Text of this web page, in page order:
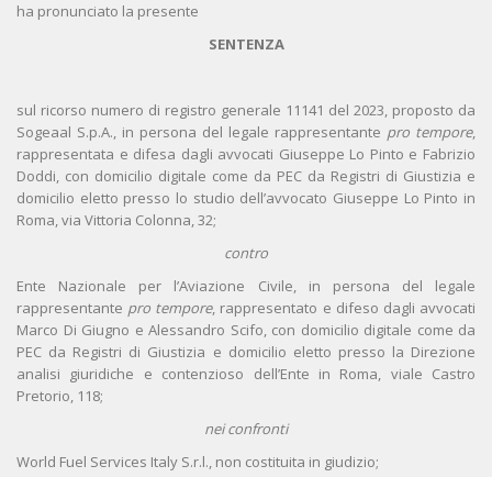
ha pronunciato la presente
SENTENZA
sul ricorso numero di registro generale 11141 del 2023, proposto da
Sogeaal S.p.A., in persona del legale rappresentante pro tempore,
rappresentata e difesa dagli avvocati Giuseppe Lo Pinto e Fabrizio
Doddi, con domicilio digitale come da PEC da Registri di Giustizia e
domicilio eletto presso lo studio dell’avvocato Giuseppe Lo Pinto in
Roma, via Vittoria Colonna, 32;
contro
Ente Nazionale per l’Aviazione Civile, in persona del legale
rappresentante pro tempore, rappresentato e difeso dagli avvocati
Marco Di Giugno e Alessandro Scifo, con domicilio digitale come da
PEC da Registri di Giustizia e domicilio eletto presso la Direzione
analisi giuridiche e contenzioso dell’Ente in Roma, viale Castro
Pretorio, 118;
nei confronti
World Fuel Services Italy S.r.l., non costituita in giudizio;